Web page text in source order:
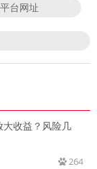
台网址
收益？风险几
264